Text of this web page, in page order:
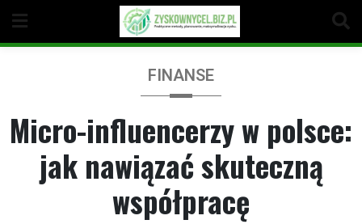
content
FINANSE
Micro-influencerzy w polsce:
jak nawiązać skuteczną
współpracę